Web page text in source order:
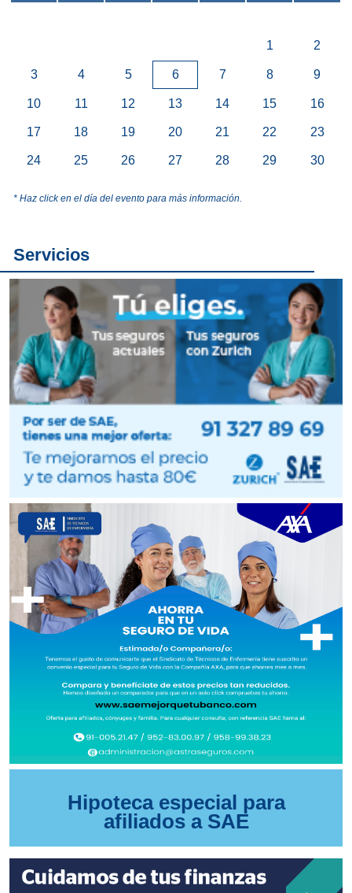
1 2
3 4 5 6 7 8 9
10 11 12 13 14 15 16
17 18 19 20 21 22 23
24 25 26 27 28 29 30
* Haz click en el día del evento para más información.
Servicios
Hipoteca especial para
afiliados a SAE